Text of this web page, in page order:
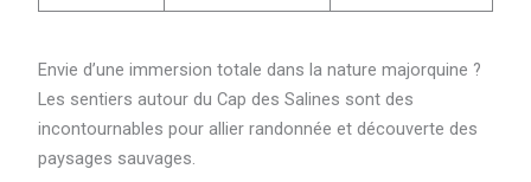
Envie d’une immersion totale dans la nature majorquine ?
Les sentiers autour du Cap des Salines sont des
incontournables pour allier randonnée et découverte des
paysages sauvages.